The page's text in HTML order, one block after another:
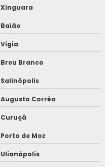
Xinguara
Baião
Vigia
Breu Branco
Salinópolis
Augusto Corrêa
Curuçá
Porto de Moz
Ulianópolis